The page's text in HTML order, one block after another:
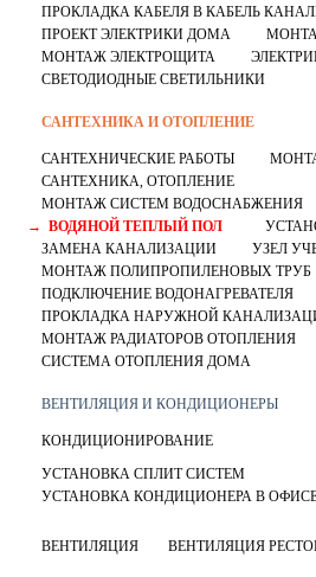
ПРОКЛАДКА КАБЕЛЯ В КАБЕЛЬ
ПРОЕКТ ЭЛЕКТРИКИ ДОМА
МОНТАЖ ЭЛЕКТРОЩИТА
СВЕТОДИОДНЫЕ СВЕТИЛЬНИКИ
САНТЕХНИКА И ОТОПЛЕНИЕ
САНТЕХНИЧЕСКИЕ РАБОТЫ
САНТЕХНИКА, ОТОПЛЕНИЕ
МОНТАЖ СИСТЕМ ВОДОСНАБЖЕНИЯ
ВОДЯНОЙ ТЕПЛЫЙ ПОЛ
ЗАМЕНА КАНАЛИЗАЦИИ
УЗЕЛ
МОНТАЖ ПОЛИПРОПИЛЕНОВЫХ ТРУБ
ПОДКЛЮЧЕНИЕ ВОДОНАГРЕВАТЕЛЯ
ПРОКЛАДКА НАРУЖНОЙ
МОНТАЖ РАДИАТОРОВ ОТОПЛЕНИЯ
СИСТЕМА ОТОПЛЕНИЯ ДОМА
ВЕНТИЛЯЦИЯ И КОНДИЦИОНЕРЫ
КОНДИЦИОНИРОВАНИЕ
УСТАНОВКА СПЛИТ СИСТЕМ
УСТАНОВКА КОНДИЦИОНЕРА В
ВЕНТИЛЯЦИЯ ВЕНТИЛЯЦИЯ